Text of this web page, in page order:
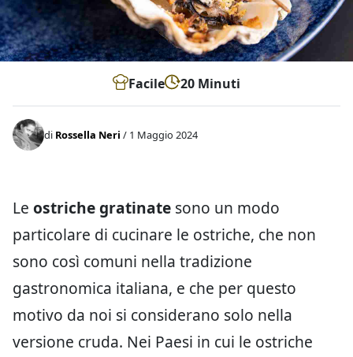
Facile 20 Minuti
di Rossella Neri / 1 Maggio 2024
Le ostriche gratinate sono un modo
particolare di cucinare le ostriche, che non
sono così comuni nella tradizione
gastronomica italiana, e che per questo
motivo da noi si considerano solo nella
versione cruda. Nei Paesi in cui le ostriche